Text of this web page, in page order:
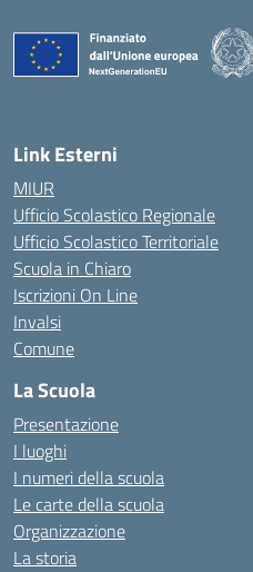
Link Esterni
MIUR
Ufficio Scolastico Regionale
Ufficio Scolastico Territoriale
Scuola in Chiaro
Iscrizioni On Line
Invalsi
Comune
La Scuola
Presentazione
I luoghi
I numeri della scuola
Le carte della scuola
Organizzazione
La storia